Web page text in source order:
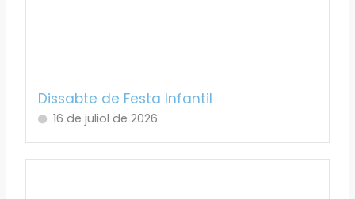
Dissabte de Festa Infantil
16 de juliol de 2026